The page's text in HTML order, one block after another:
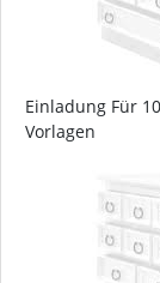
Einladung Für
Vorlagen